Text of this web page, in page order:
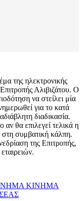
της ηλεκτρονικής
Αλιβιζάτου. Ο
να στείλει μία
για το κατά
διαδικασία.
αν θα επιλεγεί τελικά η
συμβατική κάλπη.
της Επιτροπής,
ΚΙΝΗΜΑ